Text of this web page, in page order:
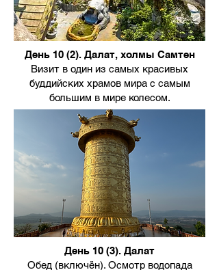
День 10 (2). Далат, холмы Самтен
Визит в один из самых красивых
буддийских храмов мира с самым
большим в мире колесом.
День 10 (3). Далат
Обед (включён). Осмотр водопада